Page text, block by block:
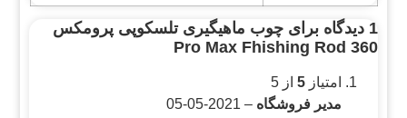
1 دیدگاه برای
چوب ماهیگیری تلسکوپی پرومکس
360 Pro Max Fhishing Rod
امتیاز5 از 5
مدیر فروشگاه–
2021-05-05